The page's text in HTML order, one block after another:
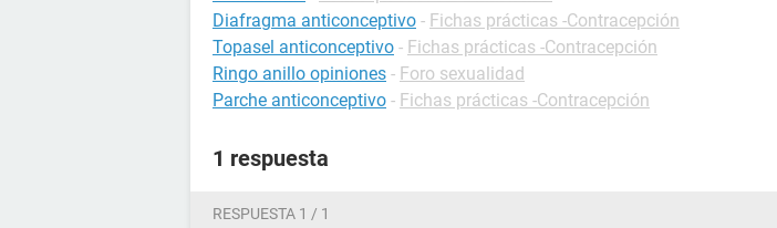
Diafragma anticonceptivo - Fichas prácticas -Contracepción
Topasel anticonceptivo - Fichas prácticas -Contracepción
Ringo anillo opiniones - Foro sexualidad
Parche anticonceptivo - Fichas prácticas -Contracepción
1 respuesta
RESPUESTA 1 / 1